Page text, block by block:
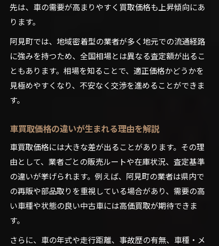
先は、車の需要が高まりやすく買取価格も上昇傾向にあ
ります。
阿見町では、地域密着型の業者が多く地元での流通経路
に強みを持つため、全国相場とは異なる査定額が出るこ
ともあります。相場を知ることで、適正価格かどうかを
見極めやすくなり、不安なく交渉を進めることができま
す。
車買取価格の違いが生まれる理由を解説
車買取価格には大きな差が出ることがあります。その理
由として、業者ごとの販売ルートや在庫状況、査定基準
の違いが挙げられます。例えば、阿見町の業者は県内で
の再販や部品取りを重視している場合があり、需要の高
い車種や状態の良い中古車には高価買取が期待できま
す。
さらに、車の年式や走行距離、事故歴の有無、車種・メ